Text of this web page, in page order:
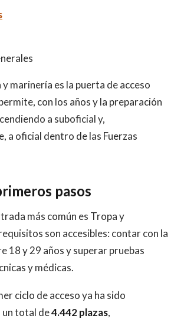
marinería es la puerta de acceso
con los años y la preparación
a suboficial y,
a oficial dentro de las Fuerzas
pasos
más común es Tropa y
son accesibles: contar con la
18 y 29 años y superar pruebas
y médicas.
ciclo de acceso ya ha sido
un total de4.442 plazas,